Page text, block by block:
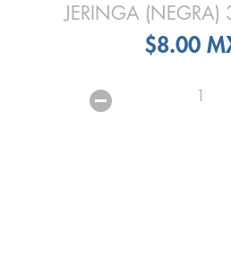
JERINGA
$8.00
1